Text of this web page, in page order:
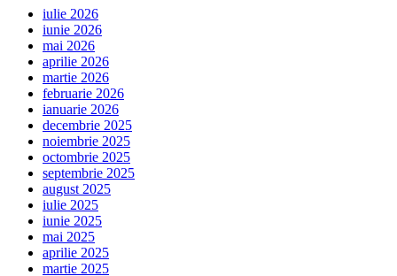
iulie 2026
iunie 2026
mai 2026
aprilie 2026
martie 2026
februarie 2026
ianuarie 2026
decembrie 2025
noiembrie 2025
octombrie 2025
septembrie 2025
august 2025
iulie 2025
iunie 2025
mai 2025
aprilie 2025
martie 2025